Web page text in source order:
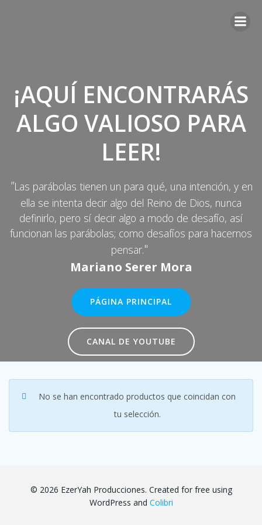
¡AQUÍ ENCONTRARÁS
ALGO VALIOSO PARA
LEER!
"Las parábolas tienen un para qué, una intención, y en
ella se intenta decir algo del Reino de Dios, nunca
definirlo, pero sí decir algo a modo de desafío, así
funcionan las parábolas; como desafíos para hacernos
pensar."
Mariano Serer Mora
PÁGINA PRINCIPAL
CANAL DE YOUTUBE
No se han encontrado productos que coincidan con
tu selección.
© 2026 EzerYah Producciones. Created for free using
WordPress and Colibri